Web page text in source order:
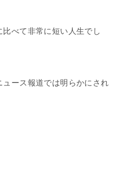
べて非常に短い人生でし
ース報道では明らかにされ